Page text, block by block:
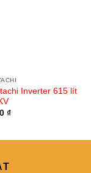
Inverter 615 lít
₫